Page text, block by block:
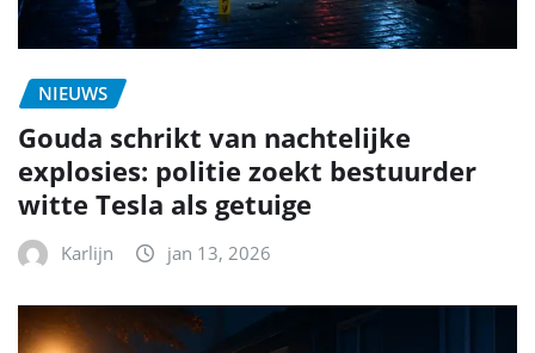
NIEUWS
Gouda schrikt van nachtelijke
explosies: politie zoekt bestuurder
witte Tesla als getuige
Karlijn jan 13, 2026